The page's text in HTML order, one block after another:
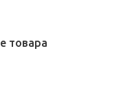
товара